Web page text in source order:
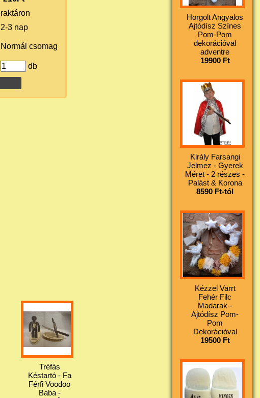
raktáron
2-3 nap
Normál csomag
db
Tréfás
Késtartó - Fa
Férfi Voodoo
Baba -
Horgolt Angyalos
Ajtódísz Színes
Pom-Pom
dekorációval
adventre
19900 Ft
Király Farsangi
Jelmez - Gyerek
Méret - 2 részes -
Palást & Korona
8590 Ft-tól
Kézzel Varrt
Fehér Filc
Madarak -
Ajtódísz Pom-
Pom
Dekorációval
19500 Ft